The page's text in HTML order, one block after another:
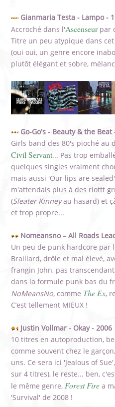
Gianmaria Testa - Lampo -
Accroché dans l'Ascenseurpar
Titre un peu atypique dans
(oui oui, un genre encore
plutôt élégant et sobre,
Go-Go's - Beauty & the Beat
Girls band des 80's pioché
Civil Servant... Pas trop
quelques singles vraiment
mais aussi 'Our lips are
m'attendais plus à des riottt
(Sleater Kinneyau hasard) et
et trop propre...
Nomeansno – All Roads
Un peu de punk hardcore par
Braillard, drôle et mal élevé,
frangin John, pas
dans la formule punk bas du
NoMeansNo, comme The Ex,
C’est tellement MIEUX !
Justin Vollmar - Okay - 2006
10 titres en autoproduction,
comme souvent chez le
uns. Ce sera ici 'Jealous of
sur 4 titres), le reste... ben,
le même genre,Forest Fire a
'Survival' de 2008 !